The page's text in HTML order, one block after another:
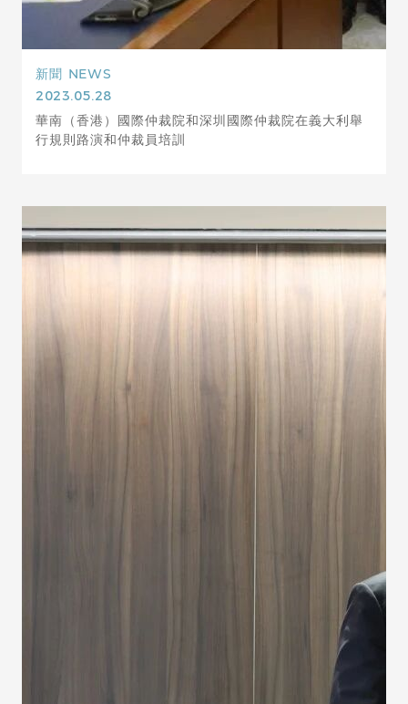
新聞 NEWS
2023.05.28
華南（香港）國際仲裁院和深圳國際仲裁院在義大利舉
行規則路演和仲裁員培訓